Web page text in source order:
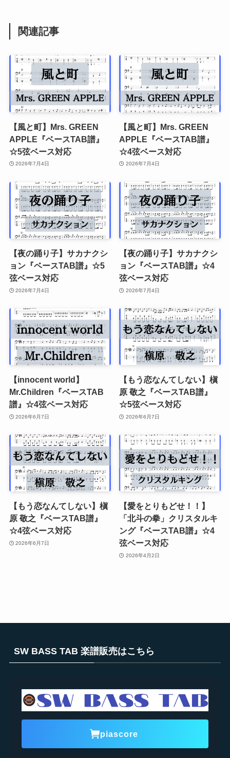
関連記事
【風と町】Mrs. GREEN
APPLE『ベースTAB譜』
☆5弦ベース対応
2026年7月4日
【風と町】Mrs. GREEN
APPLE『ベースTAB譜』
☆4弦ベース対応
2026年7月4日
【夜の踊り子】サカナクシ
ョン『ベースTAB譜』☆5
弦ベース対応
2026年7月4日
【夜の踊り子】サカナクシ
ョン『ベースTAB譜』☆4
弦ベース対応
2026年7月4日
【innocent world】
Mr.Children『ベースTAB
譜』☆4弦ベース対応
2026年6月7日
【もう恋なんてしない】槇
原 敬之『ベースTAB譜』
☆5弦ベース対応
2026年6月7日
【もう恋なんてしない】槇
原 敬之『ベースTAB譜』
☆4弦ベース対応
2026年6月7日
【愛をとりもどせ！！】
「北斗の拳」クリスタルキ
ング『ベースTAB譜』☆4
弦ベース対応
2026年4月2日
SW BASS TAB 楽譜販売はこちら
piascore